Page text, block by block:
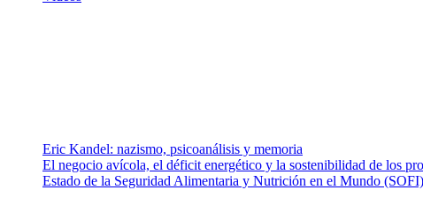
Eric Kandel: nazismo, psicoanálisis y memoria
El negocio avícola, el déficit energético y la sostenibilidad de los
Estado de la Seguridad Alimentaria y Nutrición en el Mundo